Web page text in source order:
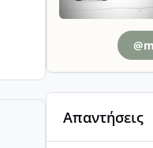
Απαντήσεις